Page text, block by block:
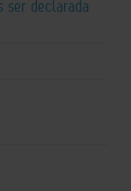
ser declarada